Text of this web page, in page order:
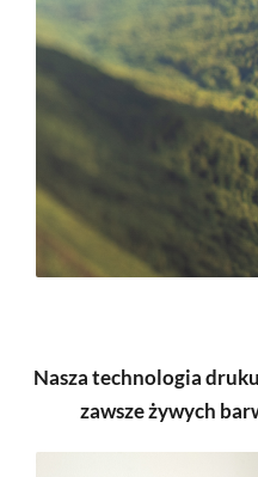
Nasza technologia
zawsze żywych